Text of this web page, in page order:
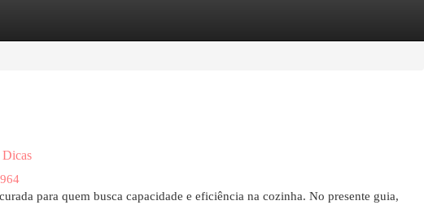
para quem busca capacidade e eficiência na cozinha. No presente guia,